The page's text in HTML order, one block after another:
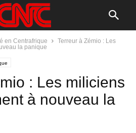
en Centrafrique
Terreur à Zémio : Les
la panique
: Les miliciens
à nouveau la